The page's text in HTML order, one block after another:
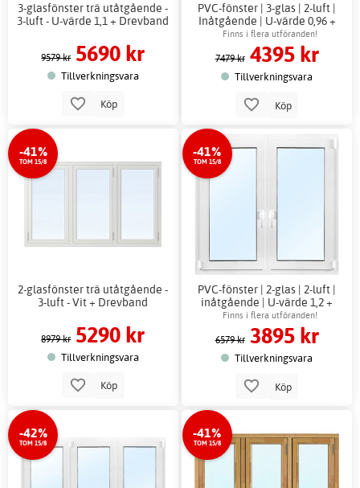
3-glasfönster trä utåtgående -
3-luft - U-värde 1,1 + Drevband
9579 kr 5690 kr
Tillverkningsvara
Köp
PVC-fönster | 3-glas | 2-luft |
Inåtgående | U-värde 0,96 +
Drevband
Finns i flera utföranden!
7479 kr 4395 kr
Tillverkningsvara
Köp
-41%
TOM 15/8
2-glasfönster trä utåtgående -
3-luft - Vit + Drevband
8979 kr 5290 kr
Tillverkningsvara
Köp
-41%
TOM 15/8
PVC-fönster | 2-glas | 2-luft |
inåtgående | U-värde 1,2 +
Drevband
Finns i flera utföranden!
6579 kr 3895 kr
Tillverkningsvara
Köp
-42%
TOM 15/8
-41%
TOM 15/8